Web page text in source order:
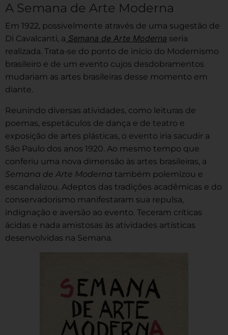
A Semana de Arte Moderna
Em 1922, possivelmente através de uma sugestão de
Di Cavalcanti, a Semana de Arte Moderna seria
realizada. Trata-se do ponto de início do Modernismo
brasileiro e de um evento cujos desdobramentos
mudariam as artes brasileiras desse momento em
diante.
Reunindo diversas atividades, como leituras de
poemas, espetáculos de dança e de teatro e
exposição de artes plásticas, o evento iria sacudir a
São Paulo dos anos 1920. Ao mesmo tempo que
conferiu uma nova dimensão às artes brasileiras, a
Semana de Arte Moderna também polemizou e
escandalizou. Adeptos das tradições acadêmicas e do
conservadorismo manifestaram sua repulsa,
indignação e aversão ao evento. Teceram críticas
ácidas e nada amistosas às atividades artísticas
desenvolvidas na Semana.